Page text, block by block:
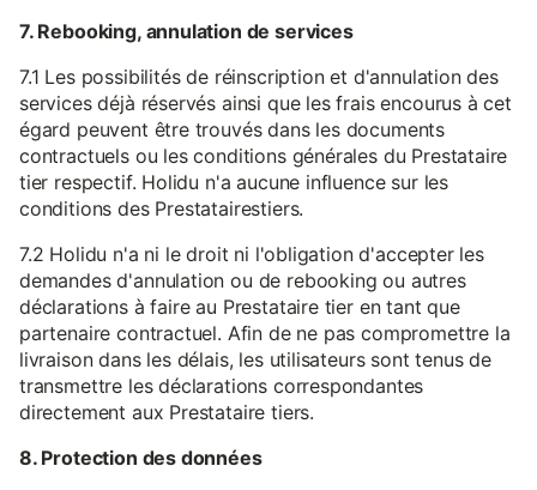
7. Rebooking, annulation de services
7.1 Les possibilités de réinscription et d'annulation des
services déjà réservés ainsi que les frais encourus à cet
égard peuvent être trouvés dans les documents
contractuels ou les conditions générales du Prestataire
tier respectif. Holidu n'a aucune influence sur les
conditions des Prestatairestiers.
7.2 Holidu n'a ni le droit ni l'obligation d'accepter les
demandes d'annulation ou de rebooking ou autres
déclarations à faire au Prestataire tier en tant que
partenaire contractuel. Afin de ne pas compromettre la
livraison dans les délais, les utilisateurs sont tenus de
transmettre les déclarations correspondantes
directement aux Prestataire tiers.
8. Protection des données